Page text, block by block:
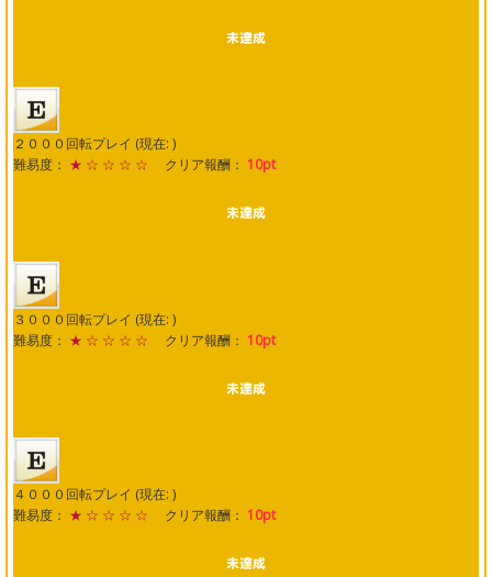
２０００回転プレイ (現在: )
難易度： ★ ☆ ☆ ☆ ☆ クリア報酬： 10pt
３０００回転プレイ (現在: )
難易度： ★ ☆ ☆ ☆ ☆ クリア報酬： 10pt
４０００回転プレイ (現在: )
難易度： ★ ☆ ☆ ☆ ☆ クリア報酬： 10pt